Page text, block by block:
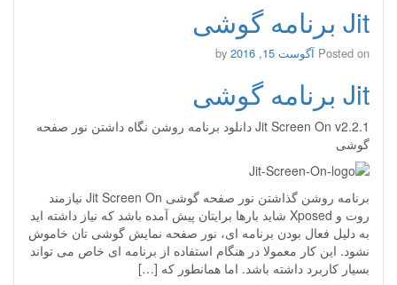
Jit برنامه گوشی
Posted on آگوست 15, 2016
Jit برنامه گوشی
Jit Screen On v2.2.1 دانلود برنامه روشن نگاه داشتن نور صفحه
گوشی
برنامه روشن گذاشتن نور صفحه گوشی Jit Screen On نیازمند
روت و Xposed شاید بارها برایتان پیش آمده باشد که نیاز داشته اید
به دلیل فعال بودن برنامه ای، نور صفحه نمایش گوشی تان خاموش
نشود. این کار معمولا در هنگام استفاده از برنامه ای خاص می تواند
بسیار کاربرد داشته باشد. اما همانطور که […]